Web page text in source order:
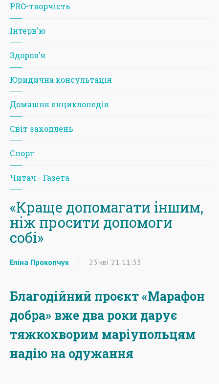
PRO-творчість
Iнтерв'ю
Здоров'я
Юридична консультація
Домашня енциклопедія
Світ захоплень
Спорт
Читач - Газета
«Краще допомагати іншим,
ніж просити допомоги
собі»
Еліна Прокопчук 23 кві '21 11:33
Благодійний проєкт «Марафон
добра» вже два роки дарує
тяжкохворим маріупольцям
надію на одужання